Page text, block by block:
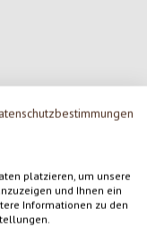
platzieren, um unsere
und Ihnen ein
Informationen zu den